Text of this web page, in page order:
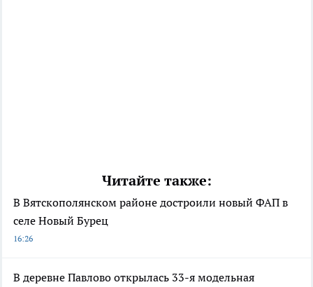
Читайте также:
В Вятскополянском районе достроили новый ФАП в
селе Новый Бурец
16:26
В деревне Павлово открылась 33-я модельная